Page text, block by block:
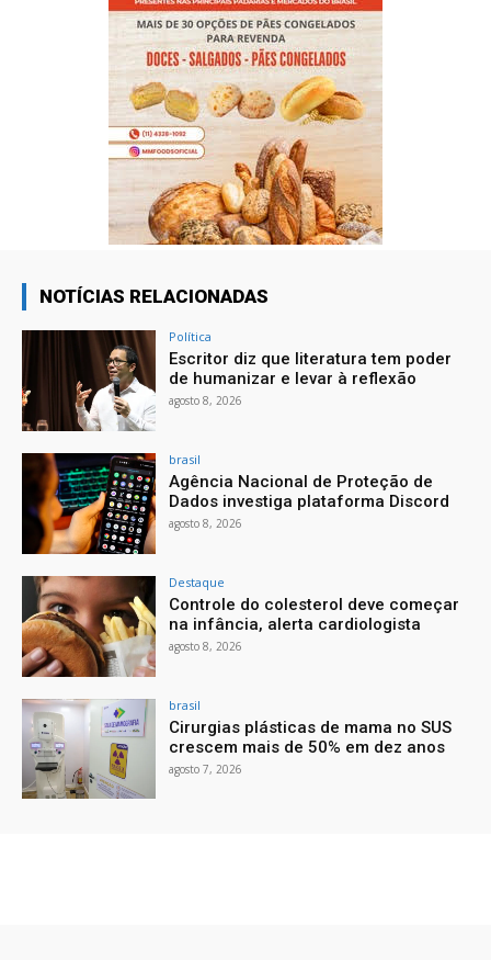
NOTÍCIAS RELACIONADAS
Política
Escritor diz que literatura tem poder
de humanizar e levar à reflexão
agosto 8, 2026
brasil
Agência Nacional de Proteção de
Dados investiga plataforma Discord
agosto 8, 2026
Destaque
Controle do colesterol deve começar
na infância, alerta cardiologista
agosto 8, 2026
brasil
Cirurgias plásticas de mama no SUS
crescem mais de 50% em dez anos
agosto 7, 2026